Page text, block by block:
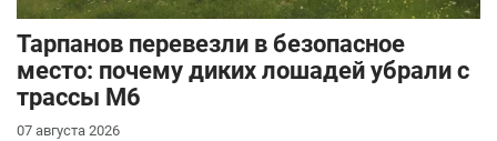
Тарпанов перевезли в безопасное
место: почему диких лошадей убрали с
трассы М6
07 августа 2026